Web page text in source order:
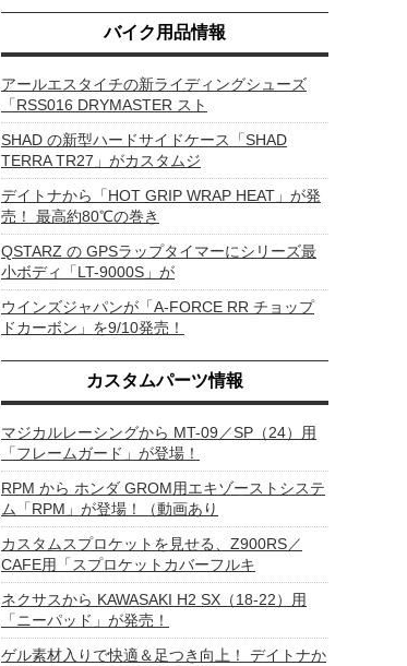
バイク用品情報
アールエスタイチの新ライディングシューズ
「RSS016 DRYMASTER スト
SHAD の新型ハードサイドケース「SHAD
TERRA TR27」がカスタムジ
デイトナから「HOT GRIP WRAP HEAT」が発
売！ 最高約80℃の巻き
QSTARZ の GPSラップタイマーにシリーズ最
小ボディ「LT-9000S」が
ウインズジャパンが「A-FORCE RR チョップ
ドカーボン」を9/10発売！
カスタムパーツ情報
マジカルレーシングから MT-09／SP（24）用
「フレームガード」が登場！
RPM から ホンダ GROM用エキゾーストシステ
ム「RPM」が登場！（動画あり
カスタムスプロケットを見せる、Z900RS／
CAFE用「スプロケットカバーフルキ
ネクサスから KAWASAKI H2 SX（18-22）用
「ニーパッド」が発売！
ゲル素材入りで快適＆足つき向上！ デイトナか